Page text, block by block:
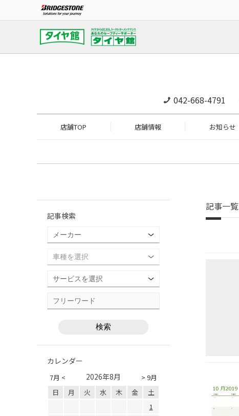
042-668-4791
店舗TOP 店舗情報 お知らせ
記事一覧
記事検索
カレンダー
7月 < > 9月
2026年8月
日 月 火 水 木 金
土
1